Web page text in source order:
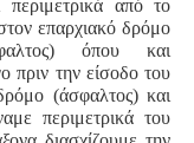
από το
επαρχιακό δρόμο
όπου και
πριν την είσοδο του
(άσφαλτος) και
περιμετρικά του